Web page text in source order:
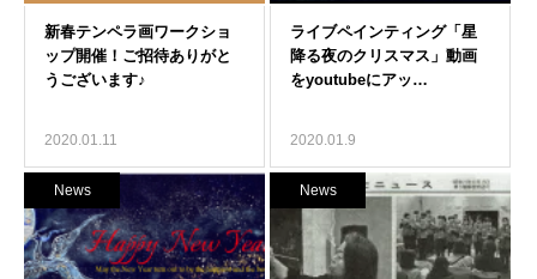
2020.01.11 2020.01.9
News News